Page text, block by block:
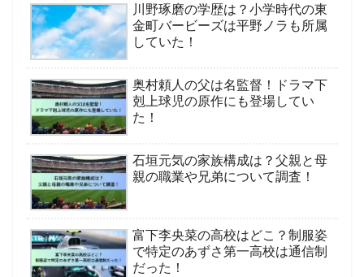
川野琢磨の学歴は？小学時代の東
金町バービーズは平野ノラも所属
していた！
奥村頼人の父は名監督！ドラマ下
剋上球児の原作にも登場してい
た！
石垣元気の家族構成は？父親と母
親の職業や兄弟について調査！
富下李央菜の高校はどこ？制服姿
で特定のあずさ第一高校は通信制
だった！